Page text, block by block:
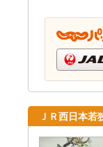
ＪＲ西日本